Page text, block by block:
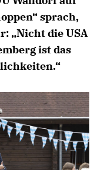
sprach,
„Nicht die USA
ist das